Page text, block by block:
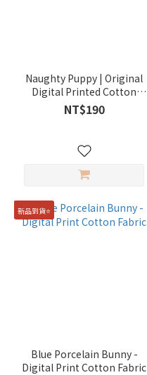
Naughty Puppy | Original
Digital Printed Cotton
Fabric
NT$190
新品到貨⭐️
Blue Porcelain Bunny -
Digital Print Cotton Fabric